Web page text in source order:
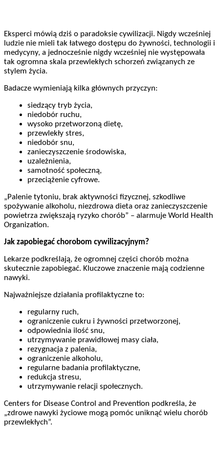
Eksperci mówią dziś o paradoksie cywilizacji. Nigdy wcześniej
ludzie nie mieli tak łatwego dostępu do żywności, technologii i
medycyny, a jednocześnie nigdy wcześniej nie występowała
tak ogromna skala przewlekłych schorzeń związanych ze
stylem życia.
Badacze wymieniają kilka głównych przyczyn:
siedzący tryb życia,
niedobór ruchu,
wysoko przetworzoną dietę,
przewlekły stres,
niedobór snu,
zanieczyszczenie środowiska,
uzależnienia,
samotność społeczną,
przeciążenie cyfrowe.
„Palenie tytoniu, brak aktywności fizycznej, szkodliwe
spożywanie alkoholu, niezdrowa dieta oraz zanieczyszczenie
powietrza zwiększają ryzyko chorób” – alarmuje World Health
Organization.
Jak zapobiegać chorobom cywilizacyjnym?
Lekarze podkreślają, że ogromnej części chorób można
skutecznie zapobiegać. Kluczowe znaczenie mają codzienne
nawyki.
Najważniejsze działania profilaktyczne to:
regularny ruch,
ograniczenie cukru i żywności przetworzonej,
odpowiednia ilość snu,
utrzymywanie prawidłowej masy ciała,
rezygnacja z palenia,
ograniczenie alkoholu,
regularne badania profilaktyczne,
redukcja stresu,
utrzymywanie relacji społecznych.
Centers for Disease Control and Prevention podkreśla, że
„zdrowe nawyki życiowe mogą pomóc uniknąć wielu chorób
przewlekłych”.